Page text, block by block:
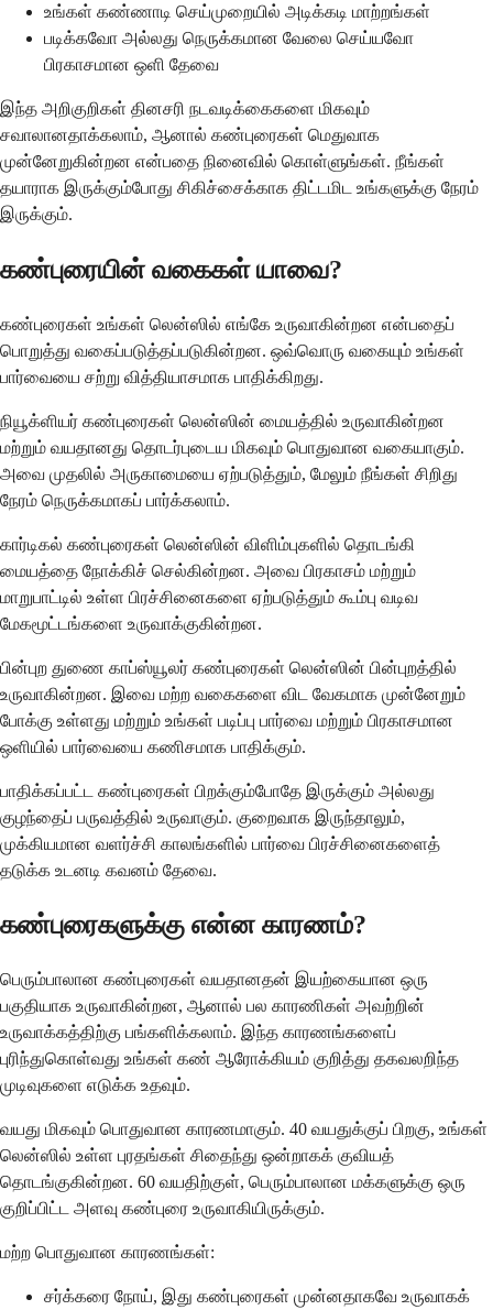
உங்கள் கண்ணாடி செய்முறையில் அடிக்கடி மாற்றங்கள்
படிக்கவோ அல்லது நெருக்கமான வேலை செய்யவோ
பிரகாசமான ஒளி தேவை
இந்த அறிகுறிகள் தினசரி நடவடிக்கைகளை மிகவும்
சவாலானதாக்கலாம், ஆனால் கண்புரைகள் மெதுவாக
முன்னேறுகின்றன என்பதை நினைவில் கொள்ளுங்கள். நீங்கள்
தயாராக இருக்கும்போது சிகிச்சைக்காக திட்டமிட உங்களுக்கு நேரம்
இருக்கும்.
கண்புரையின் வகைகள் யாவை?
கண்புரைகள் உங்கள் லென்ஸில் எங்கே உருவாகின்றன என்பதைப்
பொறுத்து வகைப்படுத்தப்படுகின்றன. ஒவ்வொரு வகையும் உங்கள்
பார்வையை சற்று வித்தியாசமாக பாதிக்கிறது.
நியூக்ளியர் கண்புரைகள் லென்ஸின் மையத்தில் உருவாகின்றன
மற்றும் வயதானது தொடர்புடைய மிகவும் பொதுவான வகையாகும்.
அவை முதலில் அருகாமையை ஏற்படுத்தும், மேலும் நீங்கள் சிறிது
நேரம் நெருக்கமாகப் பார்க்கலாம்.
கார்டிகல் கண்புரைகள் லென்ஸின் விளிம்புகளில் தொடங்கி
மையத்தை நோக்கிச் செல்கின்றன. அவை பிரகாசம் மற்றும்
மாறுபாட்டில் உள்ள பிரச்சினைகளை ஏற்படுத்தும் கூம்பு வடிவ
மேகமூட்டங்களை உருவாக்குகின்றன.
பின்புற துணை காப்ஸ்யூலர் கண்புரைகள் லென்ஸின் பின்புறத்தில்
உருவாகின்றன. இவை மற்ற வகைகளை விட வேகமாக முன்னேறும்
போக்கு உள்ளது மற்றும் உங்கள் படிப்பு பார்வை மற்றும் பிரகாசமான
ஒளியில் பார்வையை கணிசமாக பாதிக்கும்.
பாதிக்கப்பட்ட கண்புரைகள் பிறக்கும்போதே இருக்கும் அல்லது
குழந்தைப் பருவத்தில் உருவாகும். குறைவாக இருந்தாலும்,
முக்கியமான வளர்ச்சி காலங்களில் பார்வை பிரச்சினைகளைத்
தடுக்க உடனடி கவனம் தேவை.
கண்புரைகளுக்கு என்ன காரணம்?
பெரும்பாலான கண்புரைகள் வயதானதன் இயற்கையான ஒரு
பகுதியாக உருவாகின்றன, ஆனால் பல காரணிகள் அவற்றின்
உருவாக்கத்திற்கு பங்களிக்கலாம். இந்த காரணங்களைப்
புரிந்துகொள்வது உங்கள் கண் ஆரோக்கியம் குறித்து தகவலறிந்த
முடிவுகளை எடுக்க உதவும்.
வயது மிகவும் பொதுவான காரணமாகும். 40 வயதுக்குப் பிறகு, உங்கள்
லென்ஸில் உள்ள புரதங்கள் சிதைந்து ஒன்றாகக் குவியத்
தொடங்குகின்றன. 60 வயதிற்குள், பெரும்பாலான மக்களுக்கு ஒரு
குறிப்பிட்ட அளவு கண்புரை உருவாகியிருக்கும்.
மற்ற பொதுவான காரணங்கள்:
சர்க்கரை நோய், இது கண்புரைகள் முன்னதாகவே உருவாகக்